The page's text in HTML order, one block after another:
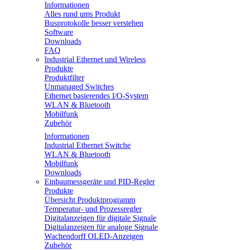
Informationen
Alles rund ums Produkt
Busprotokolle besser verstehen
Software
Downloads
FAQ
Industrial Ethernet und Wireless
Produkte
Produktfilter
Unmanaged Switches
Ethernet basierendes I/O-System
WLAN & Bluetooth
Mobilfunk
Zubehör
Informationen
Industrial Ethernet Switche
WLAN & Bluetooth
Mobilfunk
Downloads
Einbaumessgeräte und PID-Regler
Produkte
Übersicht Produktprogramm
Temperatur- und Prozessregler
Digitalanzeigen für digitale Signale
Digitalanzeigen für analoge Signale
Wachendorff OLED-Anzeigen
Zubehör